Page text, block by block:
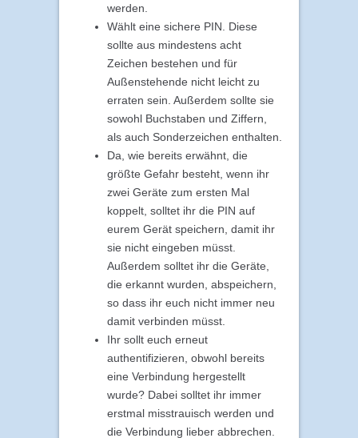
werden.
Wählt eine sichere PIN. Diese
sollte aus mindestens acht
Zeichen bestehen und für
Außenstehende nicht leicht zu
erraten sein. Außerdem sollte sie
sowohl Buchstaben und Ziffern,
als auch Sonderzeichen enthalten.
Da, wie bereits erwähnt, die
größte Gefahr besteht, wenn ihr
zwei Geräte zum ersten Mal
koppelt, solltet ihr die PIN auf
eurem Gerät speichern, damit ihr
sie nicht eingeben müsst.
Außerdem solltet ihr die Geräte,
die erkannt wurden, abspeichern,
so dass ihr euch nicht immer neu
damit verbinden müsst.
Ihr sollt euch erneut
authentifizieren, obwohl bereits
eine Verbindung hergestellt
wurde? Dabei solltet ihr immer
erstmal misstrauisch werden und
die Verbindung lieber abbrechen.